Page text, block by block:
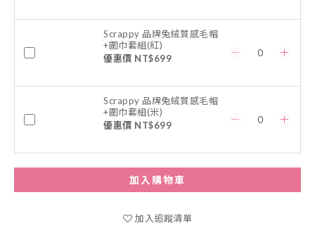
Scrappy 品牌兔絨質感毛帽
+圍巾套組(紅)
優惠價 NT$699
Scrappy 品牌兔絨質感毛帽
+圍巾套組(米)
優惠價 NT$699
加入購物車
加入追蹤清單